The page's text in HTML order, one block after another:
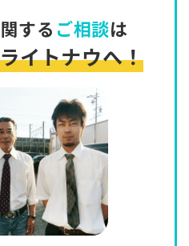
する ご相談は
イトナウへ！